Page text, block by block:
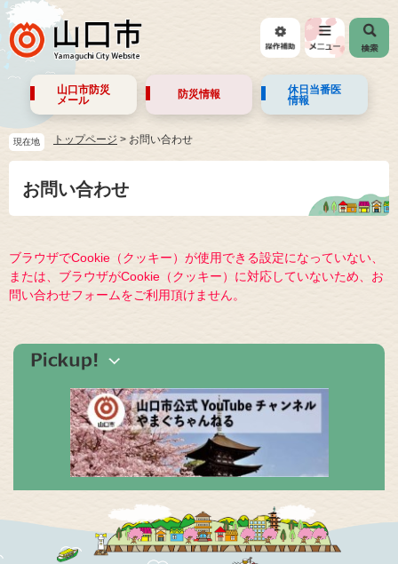
山口市防災
メール
防災情報
休日当番医
情報
現在地 トップページ > お問い合わせ
お問い合わせ
ブラウザでCookie（クッキー）が使用できる設定になっていない、
または、ブラウザがCookie（クッキー）に対応していないため、お
問い合わせフォームをご利用頂けません。